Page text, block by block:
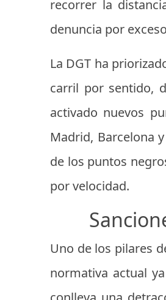
recorrer la
denuncia por
La DGT ha
carril por sentido,
activado nuevos
Madrid, Barcelona
de los puntos
por velocidad.
Uno de los pilares
normativa actual